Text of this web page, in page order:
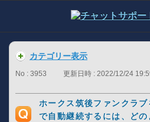
カテゴリー表示
No : 3953 更新日時 : 2022/12/24
ホークス筑後ファンクラ
で自動継続するには、ど